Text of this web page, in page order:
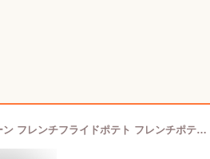
フライドポテト 2kg （1kg×2袋） シューストリング プレーン フレンチフライドポテト フレンチポテト大容量 お弁当のおかず おかず おやつ 惣菜 おつまみ 冷凍食品 冷凍惣菜 シュースト ポテト ポテトフライ クリスマス パーティー